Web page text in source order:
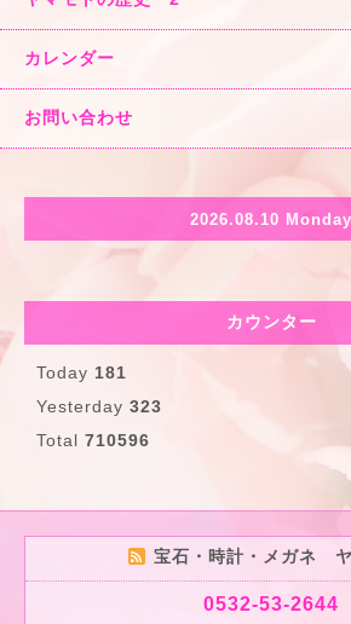
カレンダー
お問い合わせ
2026.08.10 Monday
カウンター
Today 181
Yesterday 323
Total 710596
宝石・時計・メガネ
0532-53-2644